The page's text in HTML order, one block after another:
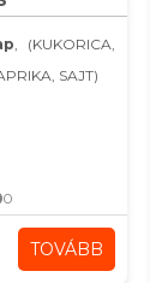
, (KUKORICA,
SAJT)
0
TOVÁBB